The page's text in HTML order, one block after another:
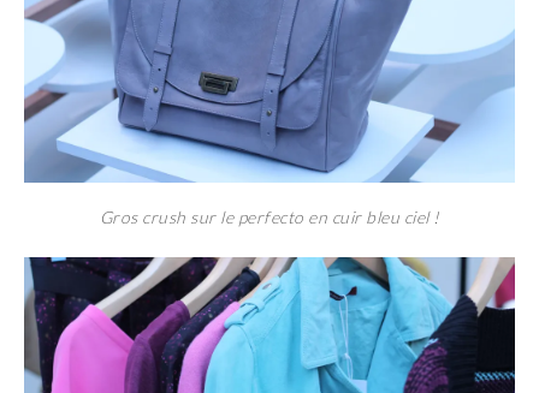
Gros crush sur le perfecto en cuir bleu ciel !